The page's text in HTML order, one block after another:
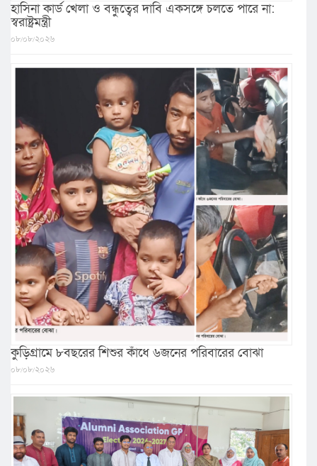
হাসিনা কার্ড খেলা ও বন্ধুত্বের দাবি একসঙ্গে চলতে পারে না:
স্বরাষ্ট্রমন্ত্রী
০৮/০৮/২০২৬
কুড়িগ্রামে ৮বছরের শিশুর কাঁধে ৬জনের পরিবারের বোঝা
০৮/০৮/২০২৬